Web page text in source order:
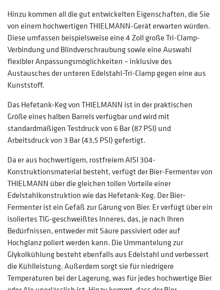
Hinzu kommen all die gut entwickelten Eigenschaften, die Sie
von einem hochwertigen THIELMANN-Gerät erwarten würden.
Diese umfassen beispielsweise eine 4 Zoll große Tri-Clamp-
Verbindung und Blindverschraubung sowie eine Auswahl
flexibler Anpassungsmöglichkeiten – inklusive des
Austausches der unteren Edelstahl-Tri-Clamp gegen eine aus
Kunststoff.
Das Hefetank-Keg von THIELMANN ist in der praktischen
Größe eines halben Barrels verfügbar und wird mit
standardmäßigen Testdruck von 6 Bar (87 PSI) und
Arbeitsdruck von 3 Bar (43,5 PSI) gefertigt.
Da er aus hochwertigem, rostfreiem AISI 304-
Konstruktionsmaterial besteht, verfügt der Bier-Fermenter von
THIELMANN über die gleichen tollen Vorteile einer
Edelstahlkonstruktion wie das Hefetank-Keg. Der Bier-
Fermenter ist ein Gefäß zur Gärung von Bier. Er verfügt über ein
isoliertes TIG-geschweißtes Inneres, das, je nach Ihren
Bedürfnissen, entweder mit Säure passiviert oder auf
Hochglanz poliert werden kann. Die Ummantelung zur
Glykolkühlung besteht ebenfalls aus Edelstahl und verbessert
die Kühlleistung. Außerdem sorgt sie für niedrigere
Temperaturen bei der Lagerung, was für jedes hochwertige Bier